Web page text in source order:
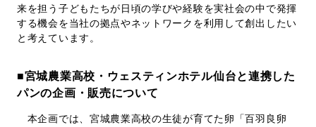
来を担う子どもたちが日頃の学びや経験を実社会の中で発揮
する機会を当社の拠点やネットワークを利用して創出したい
と考えています。
■宮城農業高校・ウェスティンホテル仙台と連携した
パンの企画・販売について
本企画では、宮城農業高校の生徒が育てた卵「百羽良卵